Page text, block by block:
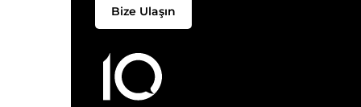
Hakkımızda
Bize Ulaşın